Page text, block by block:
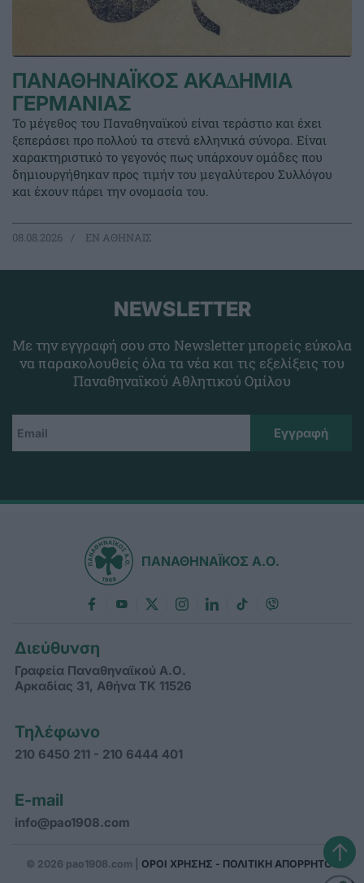
ΠΑΝΑΘΗΝΑΪΚΟΣ ΑΚΑ∆ΗΜΙΑ
ΓΕΡΜΑΝΙΑΣ
Το μέγεθος του Παναθηναϊκού είναι τεράστιο και έχει
ξεπεράσει προ πολλού τα στενά ελληνικά σύνορα. Είναι
χαρακτηριστικό το γεγονός πως υπάρχουν ομάδες που
δημιουργήθηκαν προς τιμήν του μεγαλύτερου Συλλόγου
και έχουν πάρει την ονομασία του.
08.08.2026 EΝ ΑΘΗΝΑΙΣ
NEWSLETTER
Με την εγγραφή σου στο Newsletter μπορείς εύκολα
να παρακολουθείς όλα τα νέα και τις εξελίξεις του
Παναθηναϊκού Αθλητικού Ομίλου
ΠΑΝΑΘΗΝΑΪΚΟΣ Α.Ο.
Διεύθυνση
Γραφεία Παναθηναϊκού Α.Ο.
Αρκαδίας 31, Αθήνα ΤΚ 11526
Τηλέφωνο
210 6450 211 - 210 6444 401
E-mail
info@pao1908.com
© 2026 pao1908.com | ΟΡΟΙ ΧΡΗΣΗΣ - ΠΟΛΙΤΙΚΗ ΑΠΟΡΡΗΤΟΥ↑